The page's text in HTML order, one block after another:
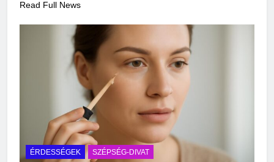
Read Full News
ÉRDESSÉGEK SZÉPSÉG-DIVAT